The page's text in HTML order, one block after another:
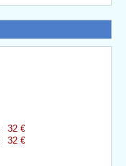
32 €
32 €